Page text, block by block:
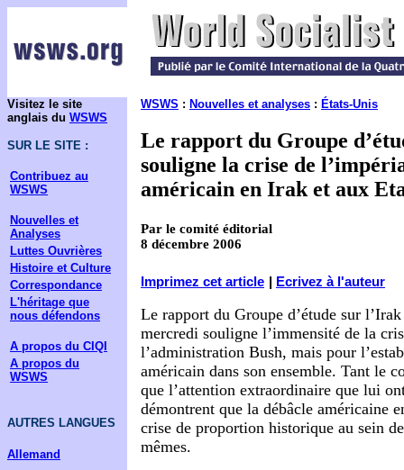
Visitez le site
anglais du WSWS
SUR LE SITE :
Contribuez au
WSWS
Nouvelles et
Analyses
Luttes Ouvrières
Histoire et Culture
Correspondance
L'héritage que
nous défendons
A propos du CIQI
A propos du
WSWS
AUTRES LANGUES
Allemand
WSWS : Nouvelles et analyses : États-Unis
Le rapport du Groupe
souligne la crise de
américain en Irak et aux
Par le comité éditorial
8 décembre 2006
Imprimez cet article Ecrivez à l'auteur
Le rapport du Groupe d’étude sur
mercredi souligne l’immensité de la
l’administration Bush, mais pour
américain dans son ensemble. Tant le
que l’attention extraordinaire que lui
démontrent que la débâcle américaine
crise de proportion historique au sein
mêmes.